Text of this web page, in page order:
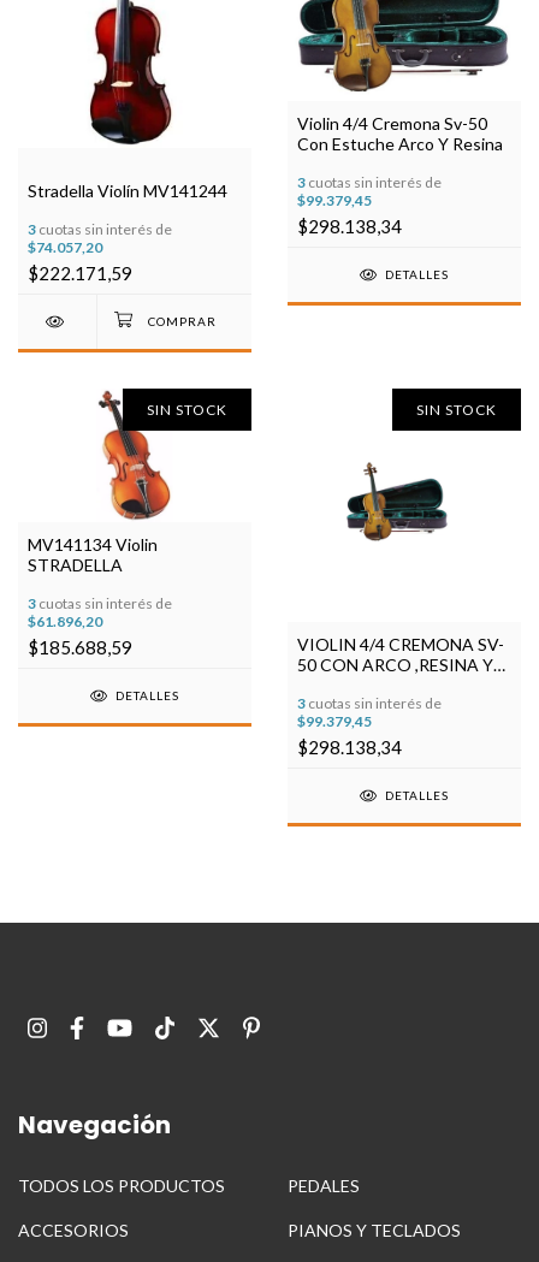
Stradella Violín MV141244
3 cuotas sin interés de
$74.057,20
$222.171,59
Violin 4/4 Cremona Sv-50
Con Estuche Arco Y Resina
3 cuotas sin interés de
$99.379,45
$298.138,34
DETALLES
SIN STOCK
MV141134 Violin
STRADELLA
3 cuotas sin interés de
$61.896,20
$185.688,59
DETALLES
SIN STOCK
VIOLIN 4/4 CREMONA SV-
50 CON ARCO ,RESINA Y
3 cuotas sin interés de
$99.379,45
$298.138,34
DETALLES
Navegación
TODOS LOS PRODUCTOS PEDALES
ACCESORIOS PIANOS Y TECLADOS